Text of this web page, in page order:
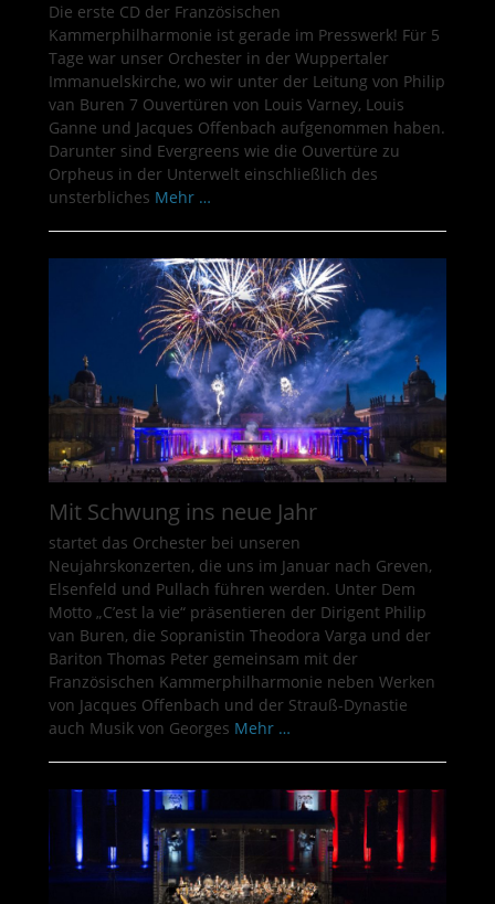
Die erste CD der Französischen
Kammerphilharmonie ist gerade im Presswerk! Für 5
Tage war unser Orchester in der Wuppertaler
Immanuelskirche, wo wir unter der Leitung von Philip
van Buren 7 Ouvertüren von Louis Varney, Louis
Ganne und Jacques Offenbach aufgenommen haben.
Darunter sind Evergreens wie die Ouvertüre zu
Orpheus in der Unterwelt einschließlich des
unsterbliches Mehr …
Mit Schwung ins neue Jahr
startet das Orchester bei unseren
Neujahrskonzerten, die uns im Januar nach Greven,
Elsenfeld und Pullach führen werden. Unter Dem
Motto „C’est la vie“ präsentieren der Dirigent Philip
van Buren, die Sopranistin Theodora Varga und der
Bariton Thomas Peter gemeinsam mit der
Französischen Kammerphilharmonie neben Werken
von Jacques Offenbach und der Strauß-Dynastie
auch Musik von Georges Mehr …